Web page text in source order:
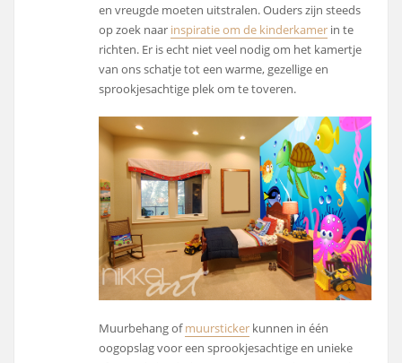
en vreugde moeten uitstralen. Ouders zijn steeds
op zoek naar inspiratie om de kinderkamer in te
richten. Er is echt niet veel nodig om het kamertje
van ons schatje tot een warme, gezellige en
sprookjesachtige plek om te toveren.
Muurbehang ofmuursticker kunnen in één
oogopslag voor een sprookjesachtige en unieke